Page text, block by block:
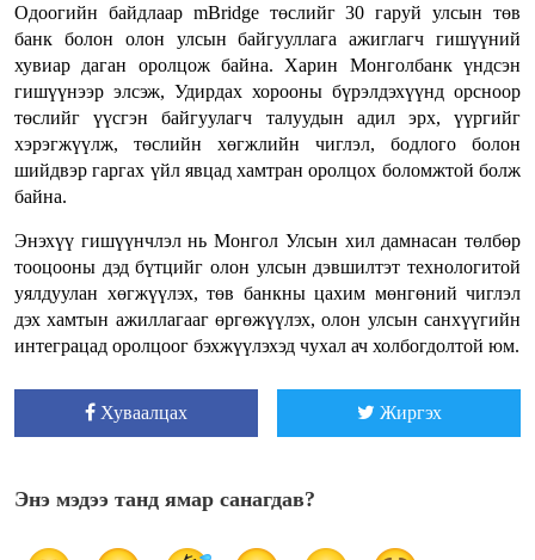
Одоогийн байдлаар mBridge төслийг 30 гаруй улсын төв
банк болон олон улсын байгууллага ажиглагч гишүүний
хувиар даган оролцож байна. Харин Монголбанк үндсэн
гишүүнээр элсэж, Удирдах хорооны бүрэлдэхүүнд орсноор
төслийг үүсгэн байгуулагч талуудын адил эрх, үүргийг
хэрэгжүүлж, төслийн хөгжлийн чиглэл, бодлого болон
шийдвэр гаргах үйл явцад хамтран оролцох боломжтой болж
байна.
Энэхүү гишүүнчлэл нь Монгол Улсын хил дамнасан төлбөр
тооцооны дэд бүтцийг олон улсын дэвшилтэт технологитой
уялдуулан хөгжүүлэх, төв банкны цахим мөнгөний чиглэл
дэх хамтын ажиллагааг өргөжүүлэх, олон улсын санхүүгийн
интеграцад оролцоог бэхжүүлэхэд чухал ач холбогдолтой юм.
Хуваалцах Жиргэх
Энэ мэдээ танд ямар санагдав?